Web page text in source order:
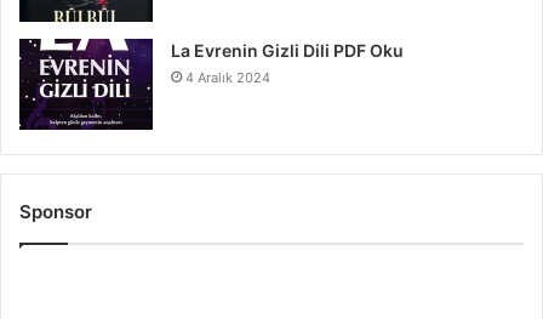
La Evrenin Gizli Dili PDF Oku
4 Aralık 2024
Sponsor